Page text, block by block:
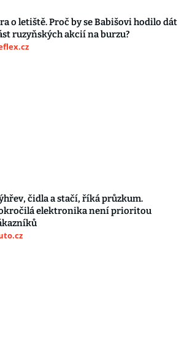
o letiště. Proč by se Babišovi hodilo dát
ruzyňských akcií na burzu?
čidla a stačí, říká průzkum.
elektronika není prioritou